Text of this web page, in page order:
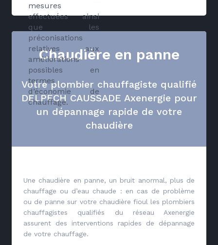
mesures
effectuées ainsi
que les
préconisations
relatives aux
améliorations
possibles en
termes
d’économie de
chauffage.
Chaudière en panne
Votre plombier chauffagiste qualifié
DELPECH CAUSSADE Axenergie pour
un dépannage rapide de votre
chaudière
Une chaudière en panne, un bruit anormal, plus de
chauffage ou d’eau chaude : en cas de problème
ou de panne sur votre chaudière fioul les plombiers
chauffagistes qualifiés du réseau Axenergie
assurent des interventions rapides de dépannage
de votre chauffage.